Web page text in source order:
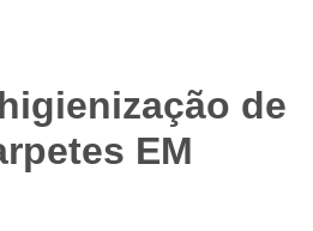
de
EM